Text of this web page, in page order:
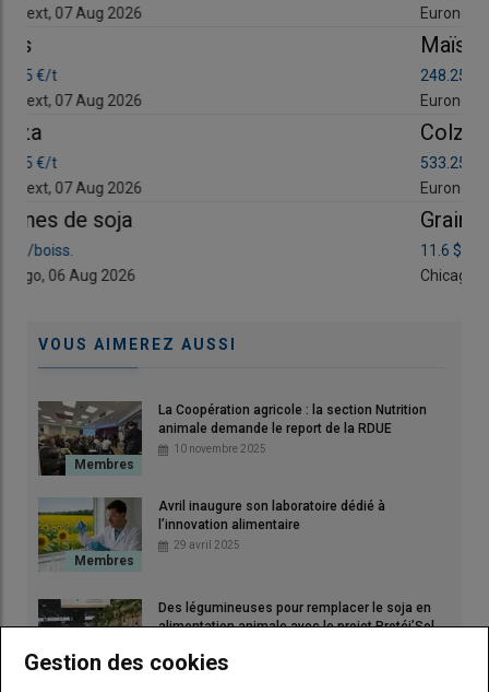
Euronext, 07 Aug 2026
248.25 €/t
Euronext, 07 Aug 2026
533.25 €/t
Euronext, 07 Aug 2026
Graines de soja
11.6 $/boiss.
Chicago, 06 Aug 2026
VOUS AIMEREZ AUSSI
La Coopération agricole : la section Nutrition
animale demande le report de la RDUE
10 novembre 2025
Avril inaugure son laboratoire dédié à
l’innovation alimentaire
29 avril 2025
Des légumineuses pour remplacer le soja en
alimentation animale avec le projet Protéi’Sol
Gestion des cookies